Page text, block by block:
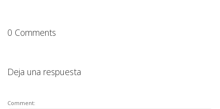
0 Comments
Deja una respuesta
Comment: